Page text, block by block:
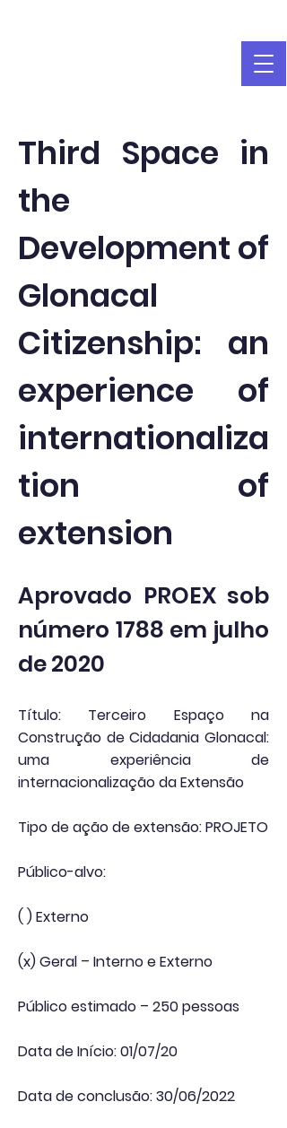
Third Space in
the
Development of
Glonacal
Citizenship: an
experience of
internationaliza
tion of
extension
Aprovado PROEX sob
número 1788 em julho
de 2020
Título: Terceiro Espaço na
Construção de Cidadania Glonacal:
uma experiência de
internacionalização da Extensão
Tipo de ação de extensão: PROJETO
Público-alvo:
( ) Externo
(x) Geral – Interno e Externo
Público estimado – 250 pessoas
Data de Início: 01/07/20
Data de conclusão: 30/06/2022